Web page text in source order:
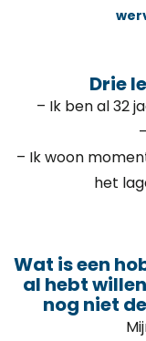
Drie
– Ik ben al 32
– Ik woon
het
Wat is een
al hebt
nog niet